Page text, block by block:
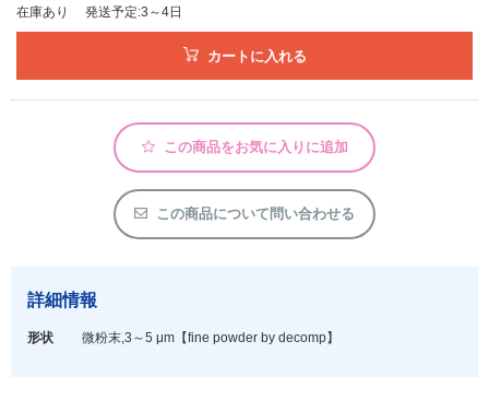
化合物
化学教材・オリジナルグッズ
在庫あり 発送予定:3～4日
カートに入れる
この商品をお気に入りに追加
この商品について問い合わせる
詳細情報
形状 微粉末,3～5 μm 【fine powder by decomp】